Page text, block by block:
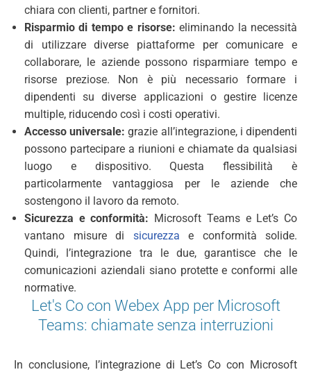
chiara con clienti, partner e fornitori.
Risparmio di tempo e risorse: eliminando la necessità
di utilizzare diverse piattaforme per comunicare e
collaborare, le aziende possono risparmiare tempo e
risorse preziose. Non è più necessario formare i
dipendenti su diverse applicazioni o gestire licenze
multiple, riducendo così i costi operativi.
Accesso universale: grazie all’integrazione, i dipendenti
possono partecipare a riunioni e chiamate da qualsiasi
luogo e dispositivo. Questa flessibilità è
particolarmente vantaggiosa per le aziende che
sostengono il lavoro da remoto.
Sicurezza e conformità: Microsoft Teams e Let’s Co
vantano misure di sicurezza e conformità solide.
Quindi, l’integrazione tra le due, garantisce che le
comunicazioni aziendali siano protette e conformi alle
normative.
Let's Co con Webex App per Microsoft
Teams: chiamate senza interruzioni
In conclusione, l’integrazione di Let’s Co con Microsoft